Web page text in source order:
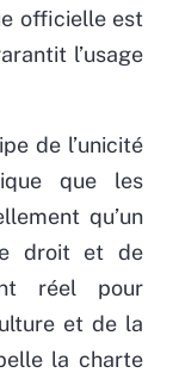
officielle est
l’usage
de l’unicité
que les
qu’un
droit et de
réel pour
et de la
la charte